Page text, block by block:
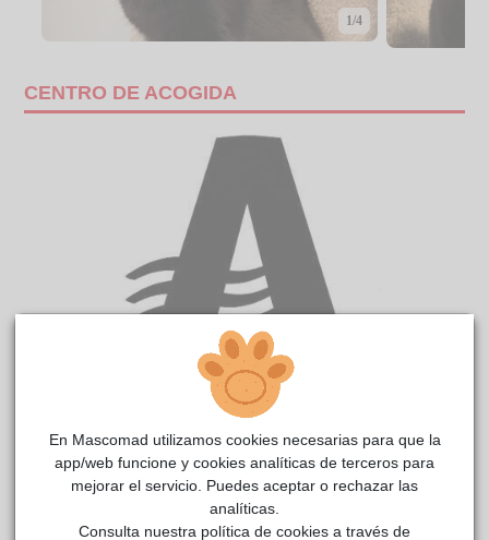
1/4
CENTRO DE ACOGIDA
reside actualmente en el centro de acogida
Alcalá de Henares.
COMENTARIOS
Carácter
En Mascomad utilizamos cookies necesarias para que la
app/web funcione y cookies analíticas de terceros para
mejorar el servicio. Puedes aceptar o rechazar las
analíticas.
Consulta nuestra política de cookies a través de